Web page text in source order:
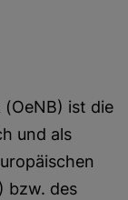
ist die
und als
bzw. des